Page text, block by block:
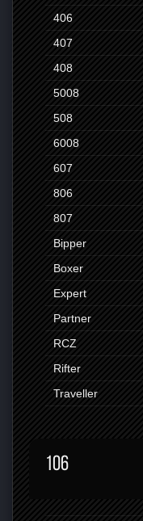
406
407
408
5008
508
6008
607
806
807
Bipper
Boxer
Expert
Partner
RCZ
Rifter
Traveller
106